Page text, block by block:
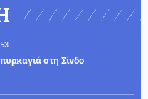
στη Σίνδο